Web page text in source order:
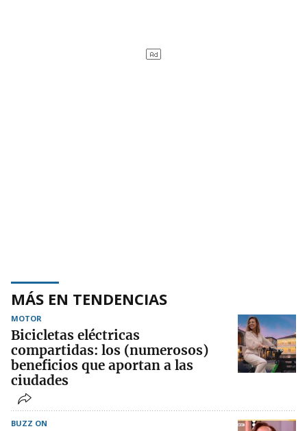
MÁS EN TENDENCIAS
MOTOR
Bicicletas eléctricas
compartidas: los (numerosos)
beneficios que aportan a las
ciudades
BUZZ ON